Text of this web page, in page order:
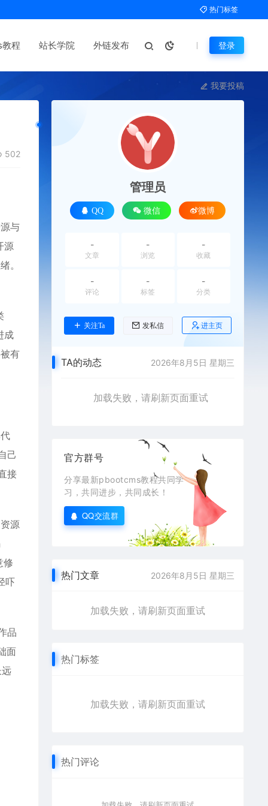
热门标签
程 站长学院 外链发布 登录
我要投稿
502
与
源
。
成
有
己
接
源
修
吓
品
面
管理员
QQ 微信 微博
-
文章
-
浏览
-
收藏
-
评论
-
标签
-
分类
关注Ta 发私信 进主页
TA的动态 2026年8月5日 星期三
加载失败，请刷新页面重试
官方群号
分享最新pbootcms教程共同学
习，共同进步，共同成长！
QQ交流群
热门文章 2026年8月5日 星期三
加载失败，请刷新页面重试
热门标签
加载失败，请刷新页面重试
热门评论